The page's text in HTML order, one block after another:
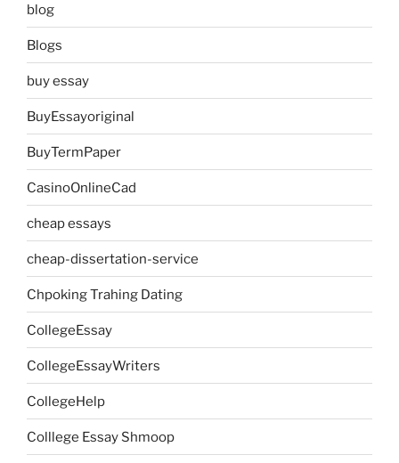
blog
Blogs
buy essay
BuyEssayoriginal
BuyTermPaper
CasinoOnlineCad
cheap essays
cheap-dissertation-service
Chpoking Trahing Dating
CollegeEssay
CollegeEssayWriters
CollegeHelp
Colllege Essay Shmoop